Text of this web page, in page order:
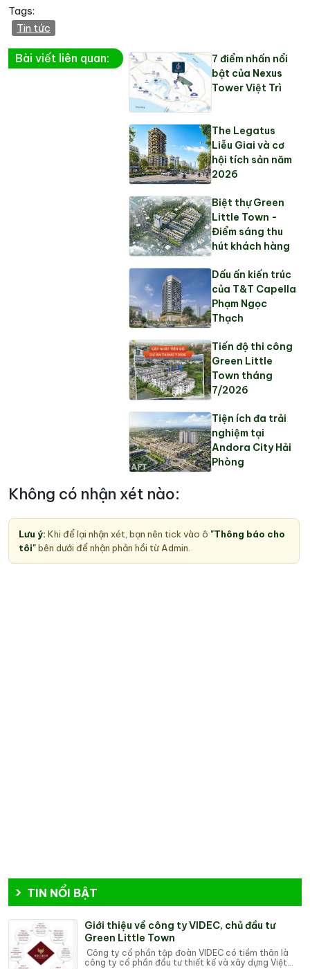
Tags:
Tin tức
Bài viết liên quan:
7 điểm nhấn nổi
bật của Nexus
Tower Việt Trì
The Legatus
Liễu Giai và cơ
hội tích sản năm
2026
Biệt thự Green
Little Town -
Điểm sáng thu
hút khách hàng
Dấu ấn kiến trúc
của T&T Capella
Phạm Ngọc
Thạch
Tiến độ thi công
Green Little
Town tháng
7/2026
Tiện ích đa trải
nghiệm tại
Andora City Hải
Phòng
Không có nhận xét nào:
Lưu ý: Khi để lại nhận xét, bạn nên tick vào ô "Thông báo cho
tôi"bên dưới để nhận phản hồi từ Admin.
TIN NỔI BẬT
Giới thiệu về công ty VIDEC, chủ đầu tư
Green Little Town
Công ty cổ phần tập đoàn VIDEC có tiềm thân là
công ty cổ phần đầu tư thiết kế và xây dựng Việt